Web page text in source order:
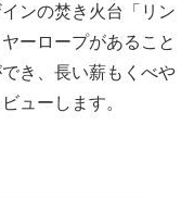
ンの焚き火台「リン
ーロープがあること
き、長い薪もくべや
ューします。